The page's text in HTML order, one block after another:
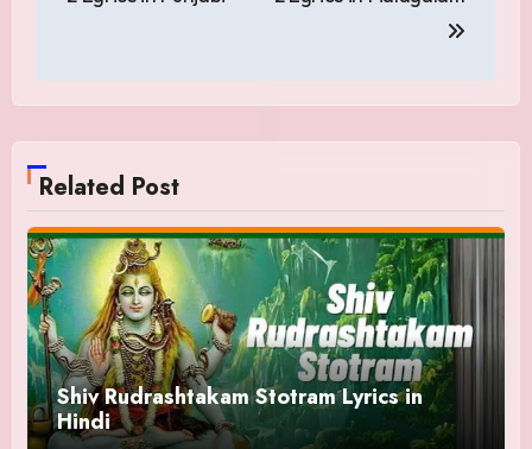
Related Post
Shiv Rudrashtakam Stotram Lyrics in
Hindi